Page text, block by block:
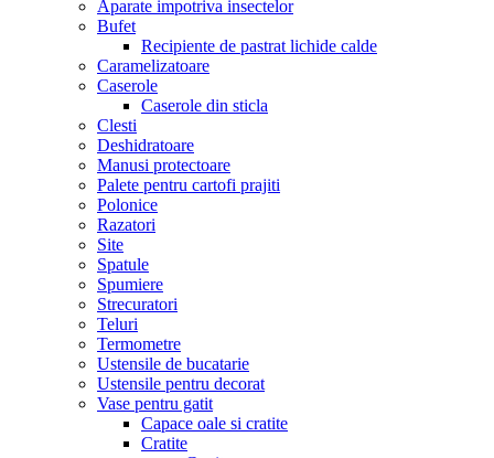
Aparate impotriva insectelor
Bufet
Recipiente de pastrat lichide calde
Caramelizatoare
Caserole
Caserole din sticla
Clesti
Deshidratoare
Manusi protectoare
Palete pentru cartofi prajiti
Polonice
Razatori
Site
Spatule
Spumiere
Strecuratori
Teluri
Termometre
Ustensile de bucatarie
Ustensile pentru decorat
Vase pentru gatit
Capace oale si cratite
Cratite